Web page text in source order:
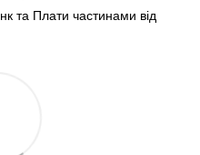
та Плати частинами від